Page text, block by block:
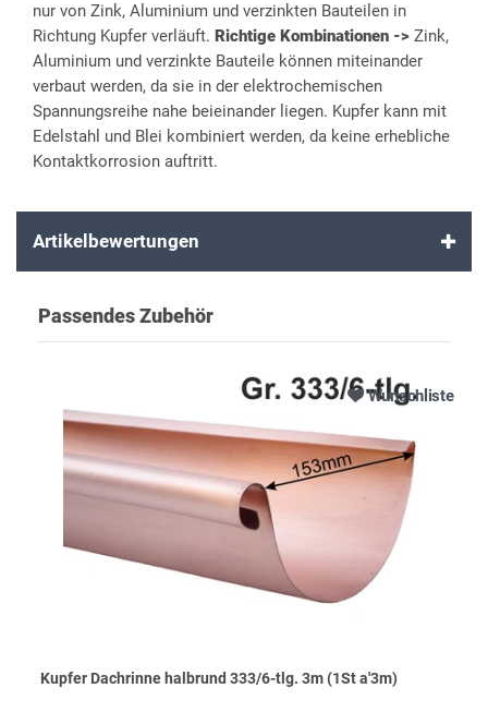
nur von Zink, Aluminium und verzinkten Bauteilen in
Richtung Kupfer verläuft. Richtige Kombinationen -> Zink,
Aluminium und verzinkte Bauteile können miteinander
verbaut werden, da sie in der elektrochemischen
Spannungsreihe nahe beieinander liegen. Kupfer kann mit
Edelstahl und Blei kombiniert werden, da keine erhebliche
Kontaktkorrosion auftritt.
Artikelbewertungen
Passendes Zubehör
Wunschliste
Kupfer Dachrinne halbrund 333/6-tlg. 3m (1St a'3m)